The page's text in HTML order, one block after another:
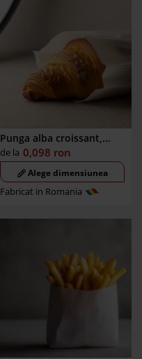
Punga alba croissant,
patiserie, brutarie
de la 0,098 ron
Alege dimensiunea
Fabricat in Romania